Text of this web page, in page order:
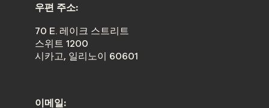
우편 주소:
70 E. 레이크 스트리트
스위트 1200
시카고, 일리노이 60601
이메일: